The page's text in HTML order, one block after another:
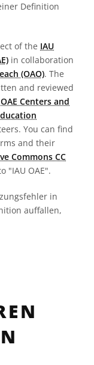
Definition
of the IAU
in collaboration
(OAO). The
and reviewed
OAE Centers and
You can find
and their
Commons CC
"IAU OAE".
in
auffallen,